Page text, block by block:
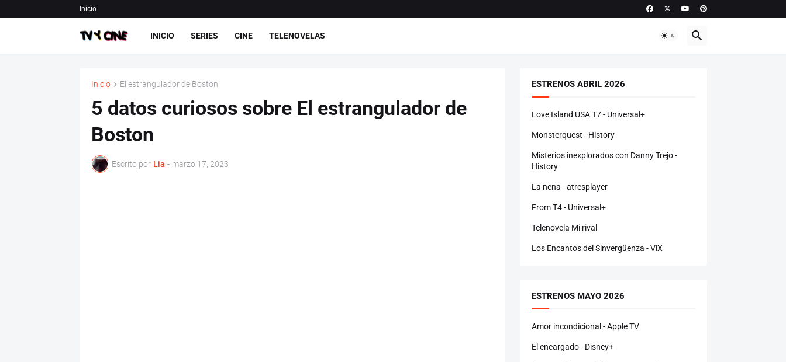
Inicio
INICIO SERIES CINE TELENOVELAS
Inicio El estrangulador de Boston
5 datos curiosos sobre El estrangulador de
Boston
Escrito por Lia - marzo 17, 2023
ESTRENOS ABRIL 2026
Love Island USA T7 - Universal+
Monsterquest - History
Misterios inexplorados con Danny Trejo -
History
La nena - atresplayer
From T4 - Universal+
Telenovela Mi rival
Los Encantos del Sinvergüenza - ViX
ESTRENOS MAYO 2026
Amor incondicional - Apple TV
El encargado - Disney+